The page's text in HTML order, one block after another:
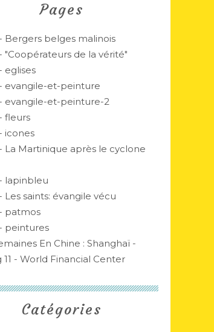
Catégories
Pages
Bergers belges malinois
"Coopérateurs de la vérité"
eglises
evangile-et-peinture
evangile-et-peinture-2
fleurs
icones
La Martinique après le cyclone
lapinbleu
saints: évangile vécu
patmos
peintures
En Chine : Shanghaï -
11 - World Financial Center